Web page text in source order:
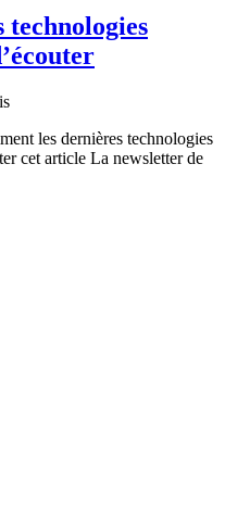
technologies
les dernières technologies
cet article La newsletter de